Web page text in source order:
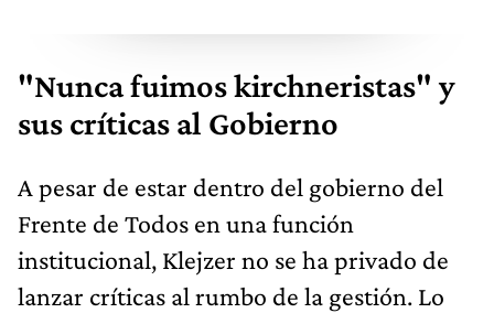
"Nunca fuimos kirchneristas" y
sus críticas al Gobierno
A pesar de estar dentro del gobierno del
Frente de Todos en una función
institucional, Klejzer no se ha privado de
lanzar críticas al rumbo de la gestión. Lo